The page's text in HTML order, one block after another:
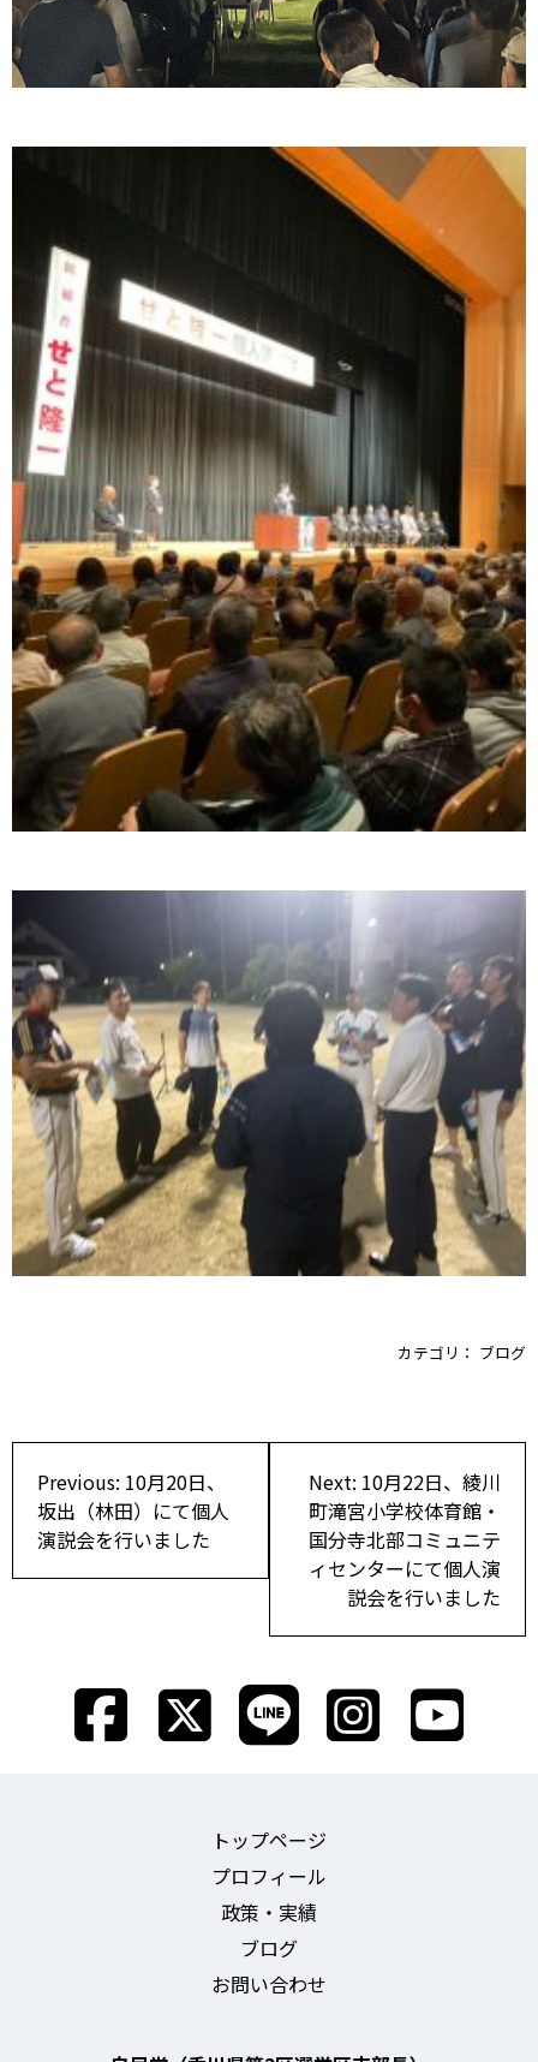
カテゴリ： ブログ
稿
ナ
ビ
Previous: 10月20日、
坂出（林田）にて個人
演説会を行いました
Next: 10月22日、綾川
町滝宮小学校体育館・
国分寺北部コミュニテ
ィセンターにて個人演
説会を行いました
トップページ
プロフィール
政策・実績
ブログ
お問い合わせ